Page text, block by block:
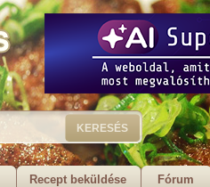
Recept beküldése Fórum